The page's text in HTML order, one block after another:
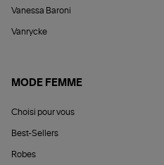
Vanessa Baroni
Vanrycke
MODE FEMME
Choisi pour vous
Best-Sellers
Robes